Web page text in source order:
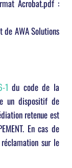
Acrobat.pdf :
de AWA Solutions
1 du code de la
un dispositif de
retenue est
En cas de
sur le